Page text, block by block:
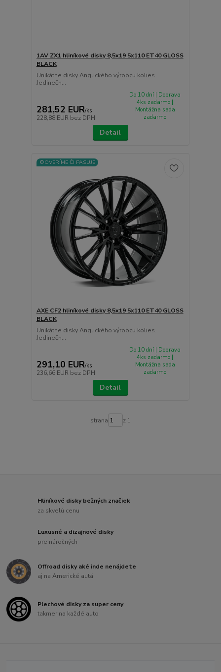
1AV ZX1 hliníkové disky 8,5x19 5x110 ET40 GLOSS
BLACK
Unikátne disky Anglického výrobcu kolies.
Jedinečn...
281,52 EUR/ks
228,88 EUR bez DPH
Do 10 dní | Doprava
4ks zadarmo |
Montážna sada
zadarmo
Detail
⚙️OVERÍME ČI PASUJE
AXE CF2 hliníkové disky 8,5x19 5x110 ET40 GLOSS
BLACK
Unikátne disky Anglického výrobcu kolies.
Jedinečn...
291,10 EUR/ks
236,66 EUR bez DPH
Do 10 dní | Doprava
4ks zadarmo |
Montážna sada
zadarmo
Detail
strana z 1
Hliníkové disky bežných značiek
za skvelú cenu
Luxusné a dizajnové disky
pre náročných
Offroad disky aké inde nenájdete
aj na Americké autá
Plechové disky za super ceny
takmer na každé auto